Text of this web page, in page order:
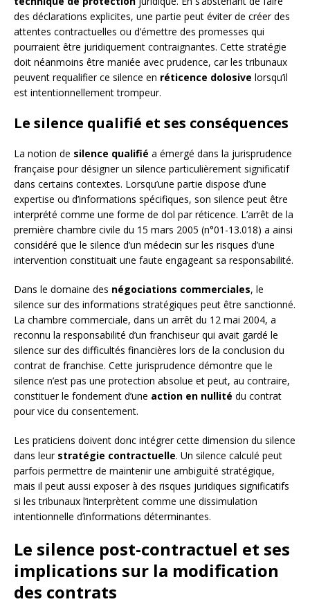
des déclarations explicites, une partie peut éviter de créer des
attentes contractuelles ou d’émettre des promesses qui
pourraient être juridiquement contraignantes. Cette stratégie
doit néanmoins être maniée avec prudence, car les tribunaux
peuvent requalifier ce silence en réticence dolosive lorsqu’il
est intentionnellement trompeur.
Le silence qualifié et ses conséquences
La notion de silence qualifié a émergé dans la jurisprudence
française pour désigner un silence particulièrement significatif
dans certains contextes. Lorsqu’une partie dispose d’une
expertise ou d’informations spécifiques, son silence peut être
interprété comme une forme de dol par réticence. L’arrêt de la
première chambre civile du 15 mars 2005 (n°01-13.018) a ainsi
considéré que le silence d’un médecin sur les risques d’une
intervention constituait une faute engageant sa responsabilité.
Dans le domaine des négociations commerciales, le
silence sur des informations stratégiques peut être sanctionné.
La chambre commerciale, dans un arrêt du 12 mai 2004, a
reconnu la responsabilité d’un franchiseur qui avait gardé le
silence sur des difficultés financières lors de la conclusion du
contrat de franchise. Cette jurisprudence démontre que le
silence n’est pas une protection absolue et peut, au contraire,
constituer le fondement d’une action en nullité du contrat
pour vice du consentement.
Les praticiens doivent donc intégrer cette dimension du silence
dans leur stratégie contractuelle. Un silence calculé peut
parfois permettre de maintenir une ambiguïté stratégique,
mais il peut aussi exposer à des risques juridiques significatifs
si les tribunaux l’interprètent comme une dissimulation
intentionnelle d’informations déterminantes.
Le silence post-contractuel et ses
implications sur la modification
des contrats